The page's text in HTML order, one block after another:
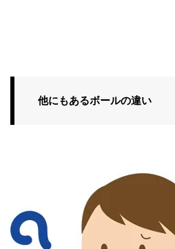
他にもあるボールの違い